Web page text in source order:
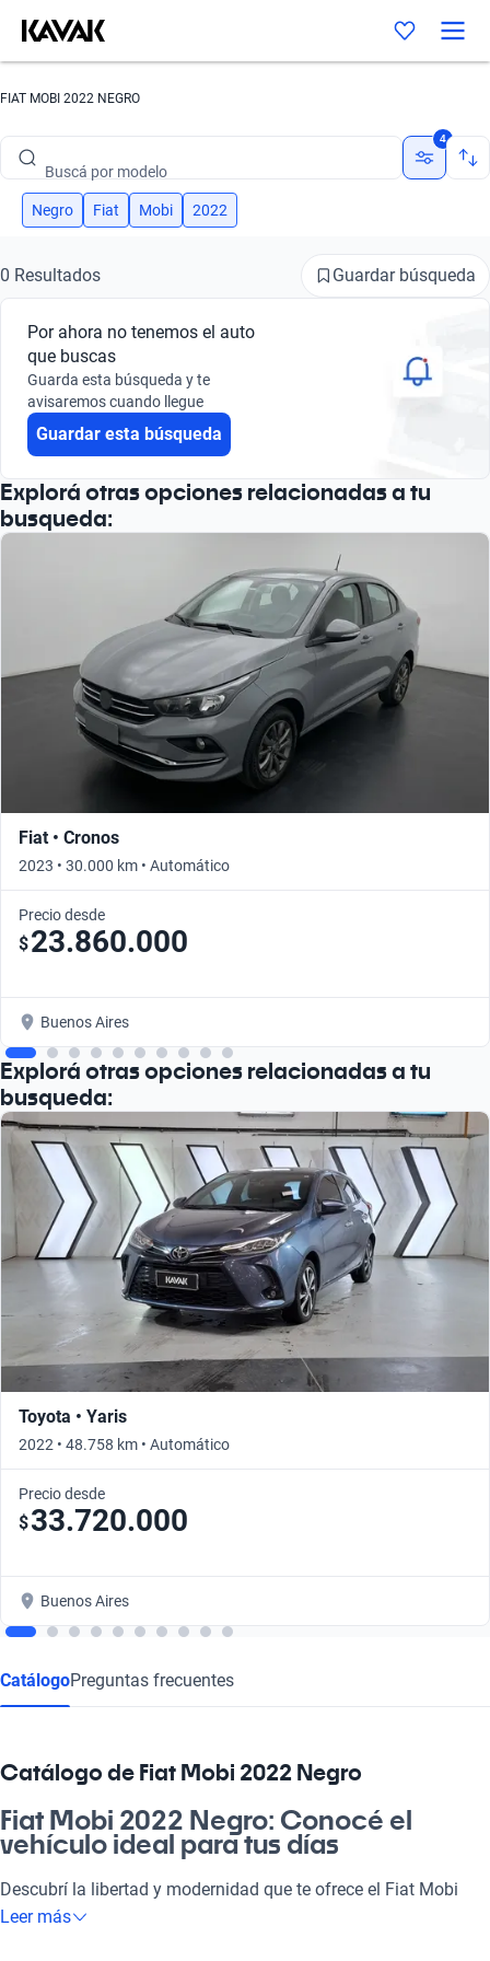
FIAT MOBI 2022 NEGRO
Buscá por versión
Buscá por marca
Buscá por modelo
Buscá por versión
4
Negro Fiat Mobi 2022
0 Resultados Guardar búsqueda
Por ahora no tenemos el auto
que buscas
Guarda esta búsqueda y te
avisaremos cuando llegue
Guardar esta búsqueda
Explorá otras opciones relacionadas a tu
busqueda:
Fiat • Cronos
2023 • 30.000 km • Automático
Precio desde
$23.860.000
Buenos Aires
Explorá otras opciones relacionadas a tu
busqueda:
Toyota • Yaris
2022 • 48.758 km • Automático
Precio desde
$33.720.000
Buenos Aires
CatálogoPreguntas frecuentes
Catálogo de Fiat Mobi 2022 Negro
Fiat Mobi 2022 Negro: Conocé el
vehículo ideal para tus días
Descubrí la libertad y modernidad que te ofrece el Fiat Mobi
2022 Negro. Este rodado no solo es una opción práctica y
Leer más